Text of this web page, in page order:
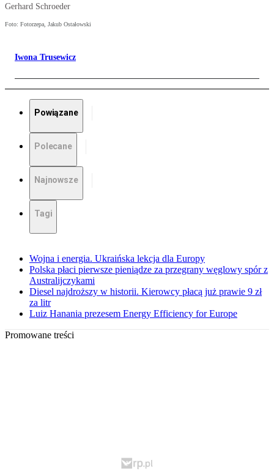
Gerhard Schroeder
Foto: Fotorzepa, Jakub Ostałowski
Iwona Trusewicz
Powiązane
Polecane
Najnowsze
Tagi
Wojna i energia. Ukraińska lekcja dla Europy
Polska płaci pierwsze pieniądze za przegrany węglowy spór z
Australijczykami
Diesel najdroższy w historii. Kierowcy płacą już prawie 9 zł
za litr
Luiz Hanania prezesem Energy Efficiency for Europe
Promowane treści